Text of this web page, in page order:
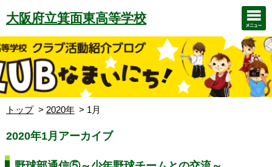
大阪府立箕面東高等学校
トップ 2020年 1月
2020年1月アーカイブ